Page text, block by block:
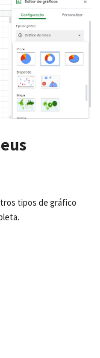
tipos de gráfico